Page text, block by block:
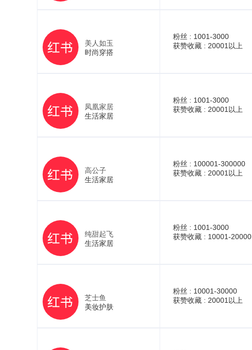
美人如玉
时尚穿搭
粉丝 : 1001-3000
获赞收藏 : 20001以上
凤凰家居
生活家居
粉丝 : 1001-3000
获赞收藏 : 20001以上
高公子
生活家居
粉丝 : 100001-300000
获赞收藏 : 20001以上
纯甜起飞
生活家居
粉丝 : 1001-3000
获赞收藏 : 10001-20000
芝士鱼
美妆护肤
粉丝 : 10001-30000
获赞收藏 : 20001以上